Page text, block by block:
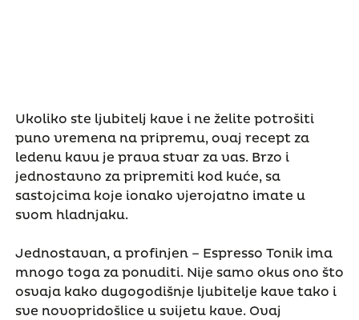
Ukoliko ste ljubitelj kave i ne želite potrošiti
puno vremena na pripremu, ovaj recept za
ledenu kavu je prava stvar za vas. Brzo i
jednostavno za pripremiti kod kuće, sa
sastojcima koje ionako vjerojatno imate u
svom hladnjaku.
Jednostavan, a profinjen – Espresso Tonik ima
mnogo toga za ponuditi. Nije samo okus ono što
osvaja kako dugogodišnje ljubitelje kave tako i
sve novopridošlice u svijetu kave. Ovaj